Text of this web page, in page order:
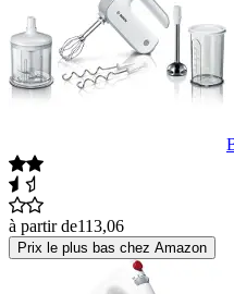
à partir de113,06
Prix le plus bas chez Amazon